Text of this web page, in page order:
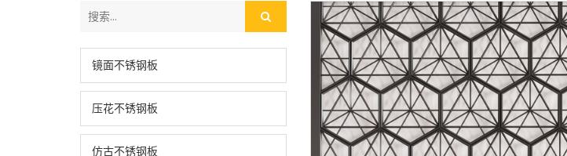
镜面不锈钢板
压花不锈钢板
仿古不锈钢板